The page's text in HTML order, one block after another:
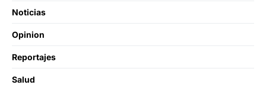
Noticias
Opinion
Reportajes
Salud